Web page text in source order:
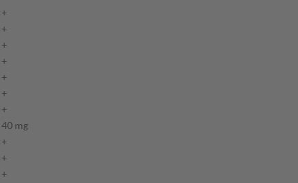
+
+
+
+
+
+
+
40 mg
+
+
+